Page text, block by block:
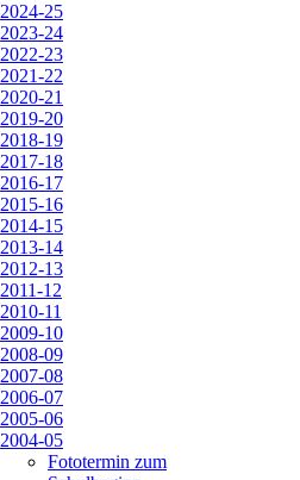
2024-25
2023-24
2022-23
2021-22
2020-21
2019-20
2018-19
2017-18
2016-17
2015-16
2014-15
2013-14
2012-13
2011-12
2010-11
2009-10
2008-09
2007-08
2006-07
2005-06
2004-05
Fototermin zum